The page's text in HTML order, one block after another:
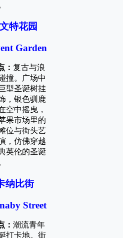
特花园
Garden
： 复古与浪
撞。广场中
型圣诞树挂
，银色驯鹿
空中摇曳，
果市场里的
位与街头艺
，仿佛穿越
英伦的圣诞
纳比街
Street
： 潮流青年
打卡地。街